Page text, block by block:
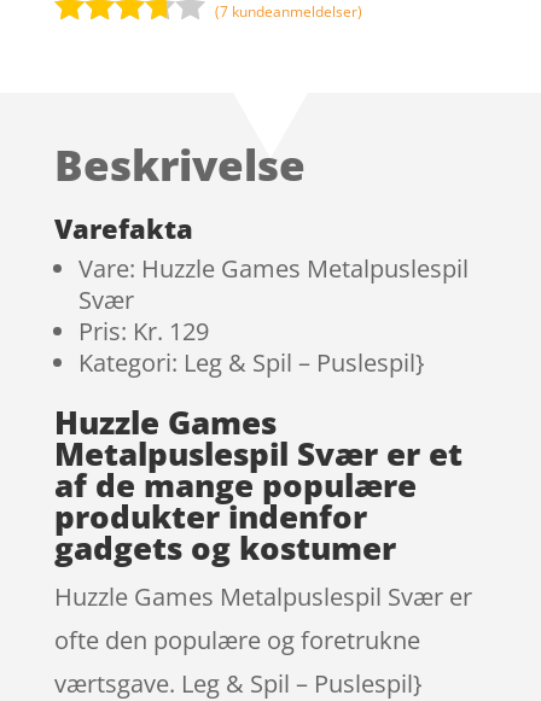
baseret
kundebe
ser
(7 kundeanmeldelser)
Beskrivelse
Varefakta
Vare: Huzzle Games Metalpuslespil
Svær
Pris: Kr. 129
Kategori: Leg & Spil – Puslespil}
Huzzle Games
Metalpuslespil Svær er et
af de mange populære
produkter indenfor
gadgets og kostumer
Huzzle Games Metalpuslespil Svær er
ofte den populære og foretrukne
værtsgave. Leg & Spil – Puslespil}